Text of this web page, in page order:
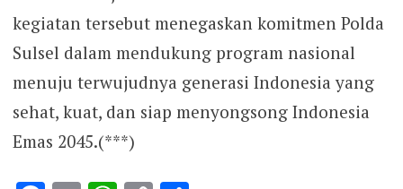
kegiatan tersebut menegaskan komitmen Polda
Sulsel dalam mendukung program nasional
menuju terwujudnya generasi Indonesia yang
sehat, kuat, dan siap menyongsong Indonesia
Emas 2045.(***)